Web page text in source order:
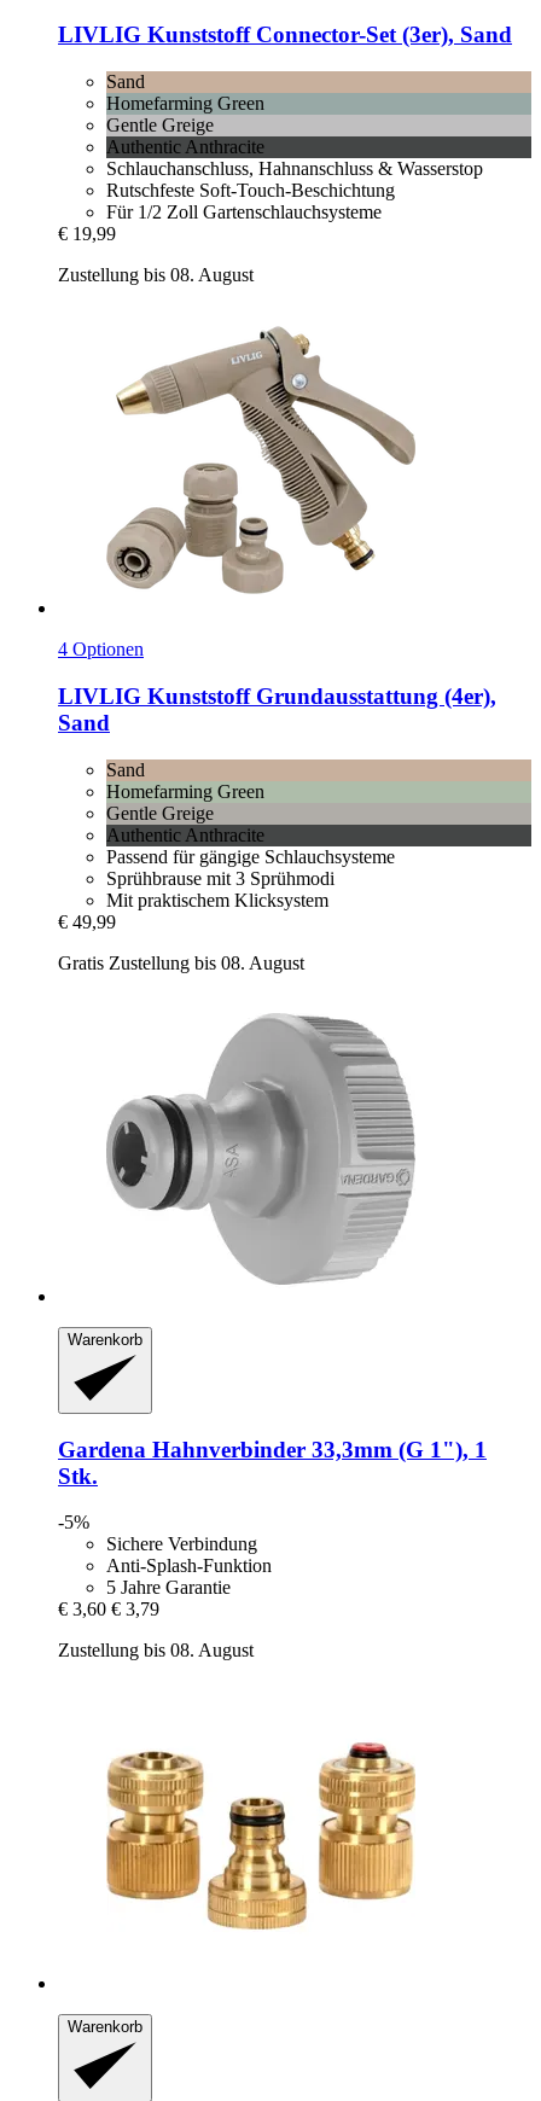
LIVLIG Kunststoff Connector-​Set (3er), Sand
Sand
Homefarming Green
Gentle Greige
Authentic Anthracite
Schlauchanschluss, Hahnanschluss & Wasserstop
Rutschfeste Soft-Touch-Beschichtung
Für 1/2 Zoll Gartenschlauchsysteme
€ 19,99
Zustellung bis 08. August
4 Optionen
LIVLIG Kunststoff Grundausstattung (4er),
Sand
Sand
Homefarming Green
Gentle Greige
Authentic Anthracite
Passend für gängige Schlauchsysteme
Sprühbrause mit 3 Sprühmodi
Mit praktischem Klicksystem
€ 49,99
Gratis Zustellung bis 08. August
Warenkorb
Gardena Hahnverbinder 33,3mm (G 1"), 1
Stk.
-5%
Sichere Verbindung
Anti-Splash-Funktion
5 Jahre Garantie
€ 3,60 € 3,79
Zustellung bis 08. August
Warenkorb